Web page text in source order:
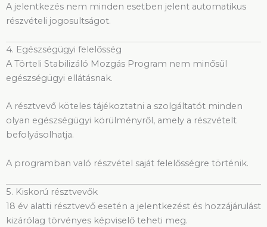
A jelentkezés nem minden esetben jelent automatikus
részvételi jogosultságot.
4. Egészségügyi felelősség
A Törteli Stabilizáló Mozgás Program nem minősül
egészségügyi ellátásnak.
A résztvevő köteles tájékoztatni a szolgáltatót minden
olyan egészségügyi körülményről, amely a részvételt
befolyásolhatja.
A programban való részvétel saját felelősségre történik.
5. Kiskorú résztvevők
18 év alatti résztvevő esetén a jelentkezést és hozzájárulást
kizárólag törvényes képviselő teheti meg.